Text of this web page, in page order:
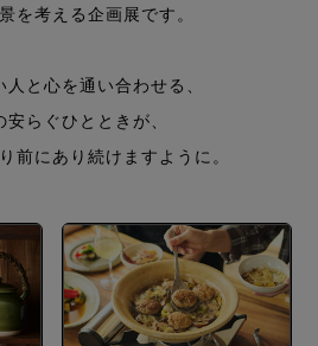
を考える企画展です。
人と心を通い合わせる、
安らぐひとときが、
前にあり続けますように。